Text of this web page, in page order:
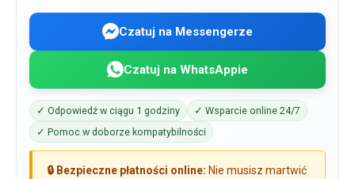
Czatuj na Messengerze
Czatuj na WhatsAppie
✓ Odpowiedź w ciągu 1 godziny
✓ Wsparcie online 24/7
✓ Pomoc w doborze kompatybilności
🔒 Bezpieczne płatności online: Nie musisz martwić